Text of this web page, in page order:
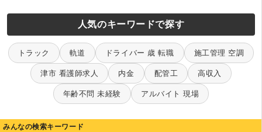
人気のキーワードで探す
トラック 軌道 ドライバー 歳 転職 施工管理 空調
津市 看護師求人 内金 配管工 高収入
年齢不問 未経験 アルバイト 現場
みんなの検索キーワード